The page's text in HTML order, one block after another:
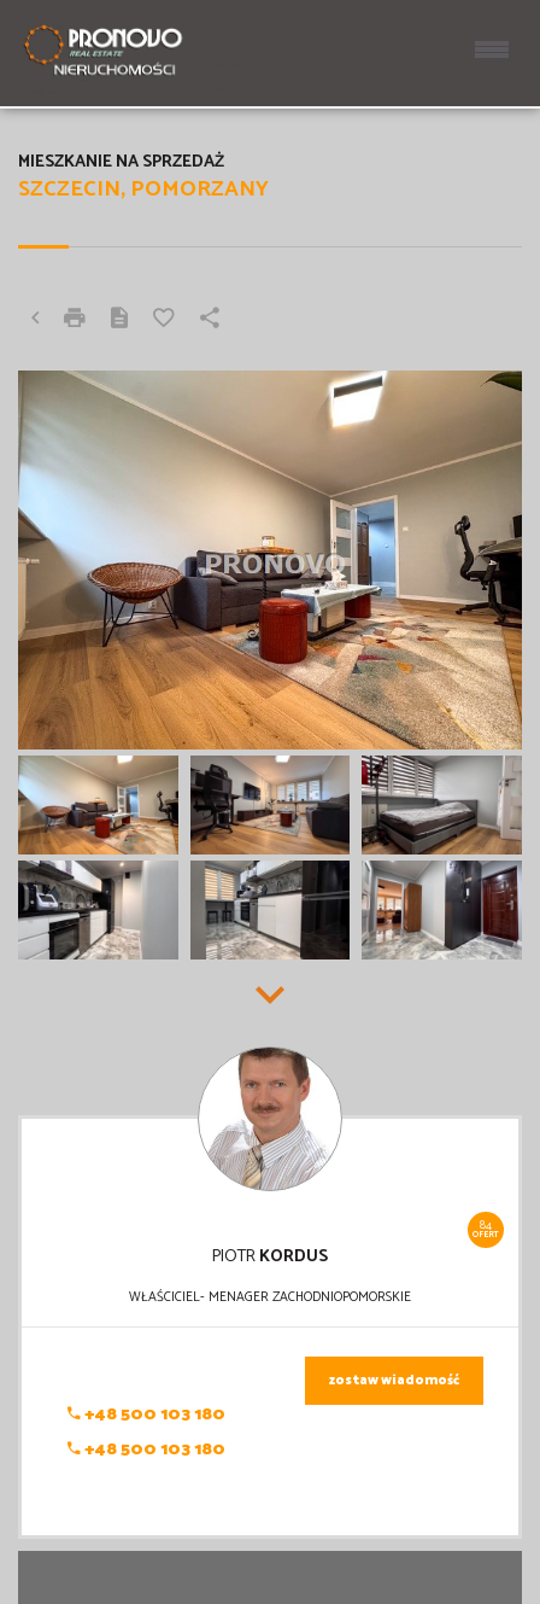
SZCZECIN, POMORZANY
MIESZKANIE NA SPRZEDAŻ
84
OFERT
PIOTRKORDUS
WŁAŚCICIEL- MENAGER ZACHODNIOPOMORSKIE
+48 500 103 180
+48 500 103 180
zostaw wiadomość